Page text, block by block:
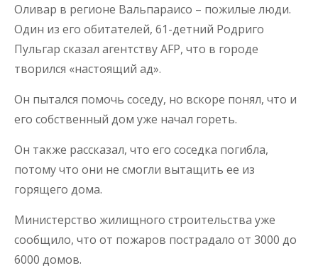
Оливар в регионе Вальпараисо – пожилые люди.
Один из его обитателей, 61-детний Родриго
Пульгар сказал агентству AFP, что в городе
творился «настоящий ад».
Он пытался помочь соседу, но вскоре понял, что и
его собственный дом уже начал гореть.
Он также рассказал, что его соседка погибла,
потому что они не смогли вытащить ее из
горящего дома.
Министерство жилищного строительства уже
сообщило, что от пожаров пострадало от 3000 до
6000 домов.